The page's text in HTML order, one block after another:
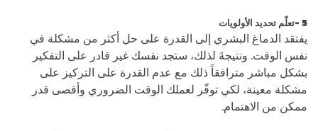
5 -تعلّم تحديد الأولويات
يفتقد الدماغ البشري إلى القدرة على حل أكثر من مشكلة في
نفس الوقت. ونتيجةَ لذلك، ستجد نفسك غير قادر على التفكير
بشكل مباشر مترافقاً ذلك مع عدم القدرة على التركيز على
مشكلة معينة، لكي توفّر لعملك الوقت الضروري وأقصى قدر
ممكن من الاهتمام.